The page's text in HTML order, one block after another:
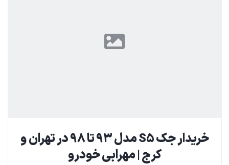
خریدار جک S5 مدل ۹۳ تا ۹۸ در تهران و
کرج | مهرابی خودرو